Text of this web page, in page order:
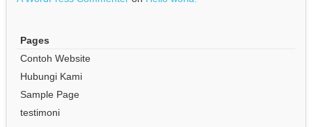
Pages
Contoh Website
Hubungi Kami
Sample Page
testimoni